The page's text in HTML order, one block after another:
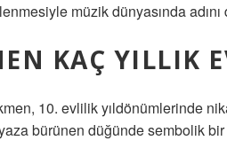
müzik dünyasında adını
KAÇ YILLIK
10. evlilik yıldönümlerinde
bürünen düğünde sembolik bir